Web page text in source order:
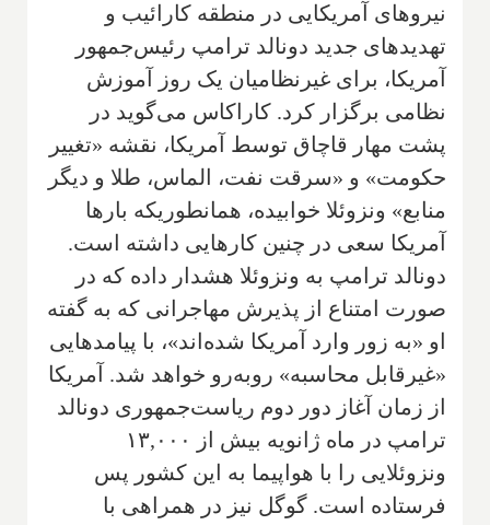
نیروهای آمریکایی در منطقه کارائیب و
تهدیدهای جدید دونالد ترامپ رئیس‌جمهور
آمریکا، برای غیرنظامیان یک روز آموزش
نظامی برگزار کرد. کاراکاس می‌گوید در
پشت مهار قاچاق توسط آمریکا، نقشه «تغییر
حکومت» و «سرقت نفت، الماس، طلا و دیگر
منابع» ونزوئلا خوابیده، همانطوریکه بارها
آمریکا سعی در چنین کارهایی داشته است.
دونالد ترامپ به ونزوئلا هشدار داده که در
صورت امتناع از پذیرش مهاجرانی که به گفته
او «به زور وارد آمریکا شده‌اند»، با پیامدهایی
«غیرقابل محاسبه» روبه‌رو خواهد شد. آمریکا
از زمان آغاز دور دوم ریاست‌جمهوری دونالد
ترامپ در ماه ژانویه بیش از ۱۳,۰۰۰
ونزوئلایی را با هواپیما به این کشور پس
فرستاده است. گوگل نیز در همراهی با